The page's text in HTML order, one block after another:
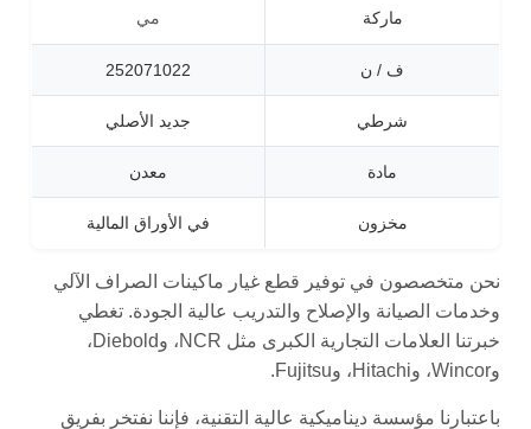
ماركة مي
ف / ن 252071022
شرطي جديد الأصلي
مادة معدن
مخزون في الأوراق المالية
نحن متخصصون في توفير قطع غيار ماكينات الصراف الآلي
وخدمات الصيانة والإصلاح والتدريب عالية الجودة. تغطي
خبرتنا العلامات التجارية الكبرى مثل NCR، وDiebold،
وWincor، وHitachi، وFujitsu.
باعتبارنا مؤسسة ديناميكية عالية التقنية، فإننا نفتخر بفريق